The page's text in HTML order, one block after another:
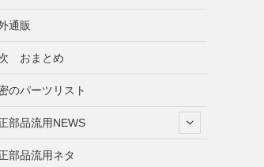
通販
おまとめ
のパーツリスト
部品流用NEWS
部品流用ネタ